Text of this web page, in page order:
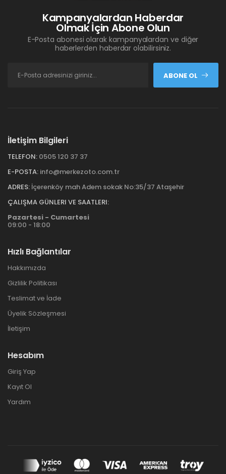
Kampanyalardan Haberdar
Olmak İçin Abone Olun
E-Posta abonesi olarak kampanyalardan ve diğer
haberlerden haberdar olabilirsiniz.
ABONE OL
İletişim Bilgileri
TELEFON: 0505 120 37 37
E-POSTA: info@merkezoto.com.tr
ADRES: İçerenköy mah Adem sokak No:35/37 Ataşehir
ÇALIŞMA GÜNLERI VE SAATLERI:
Pazartesi - Cumartesi
09:00 - 18:00
Hızlı Bağlantılar
Hakkımızda
Gizlilik Politikası
Teslimat ve İade
Üyelik Sözleşmesi
İletişim
Hesabım
Giriş Yap
Kayıt Ol
Yardım